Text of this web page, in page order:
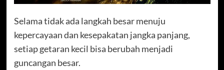
Selama tidak ada langkah besar menuju
kepercayaan dan kesepakatan jangka panjang,
setiap getaran kecil bisa berubah menjadi
guncangan besar.